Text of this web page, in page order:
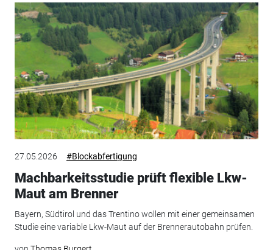
27.05.2026 #Blockabfertigung
Machbarkeitsstudie prüft flexible Lkw-
Maut am Brenner
Bayern, Südtirol und das Trentino wollen mit einer gemeinsamen
Studie eine variable Lkw-Maut auf der Brennerautobahn prüfen.